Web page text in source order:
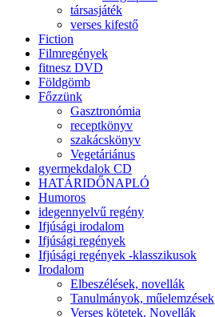
társasjáték
verses kifestő
Fiction
Filmregények
fitnesz DVD
Földgömb
Főzzünk
Gasztronómia
receptkönyv
szakácskönyv
Vegetáriánus
gyermekdalok CD
HATÁRIDŐNAPLÓ
Humoros
idegennyelvű regény
Ifjúsági irodalom
Ifjúsági regények
Ifjúsági regények -klasszikusok
Irodalom
Elbeszélések, novellák
Tanulmányok, műelemzések
Verses kötetek, Novellák